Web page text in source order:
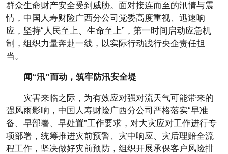
群众生命财产安全受到威胁。面对接连而至的汛情与震
情，中国人寿财险广西分公司党委高度重视、迅速响
应，坚持“人民至上、生命至上”，第一时间启动应急机
制，组织力量奔赴一线，以实际行动践行央企责任担
当。
闻“汛”而动，筑牢防汛安全堤
灾害来临之际，为有效应对强对流天气可能带来的
强风雨影响，中国人寿财险广西分公司严格落实“早准
备、早部署、早处置”工作要求，对大灾应对工作进行专
项部署，统筹推进灾前预警、灾中响应、灾后理赔全流
程工作，坚决做好灾前预防，组织开展承保客户风险排